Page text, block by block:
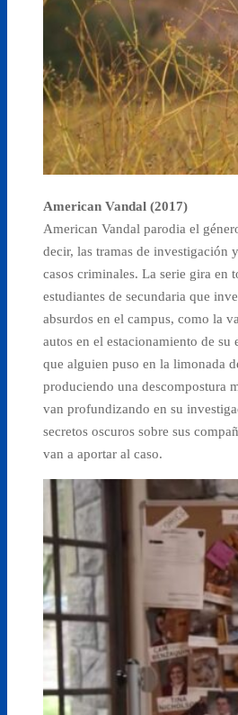
American Vandal (2017)
American Vandal parodia el
decir, las tramas de investigación
casos criminales. La serie gira en
estudiantes de secundaria que
absurdos en el campus, como la
autos en el estacionamiento de su
que alguien puso en la limonada
produciendo una descompostura
van profundizando en su
secretos oscuros sobre sus
van a aportar al caso.